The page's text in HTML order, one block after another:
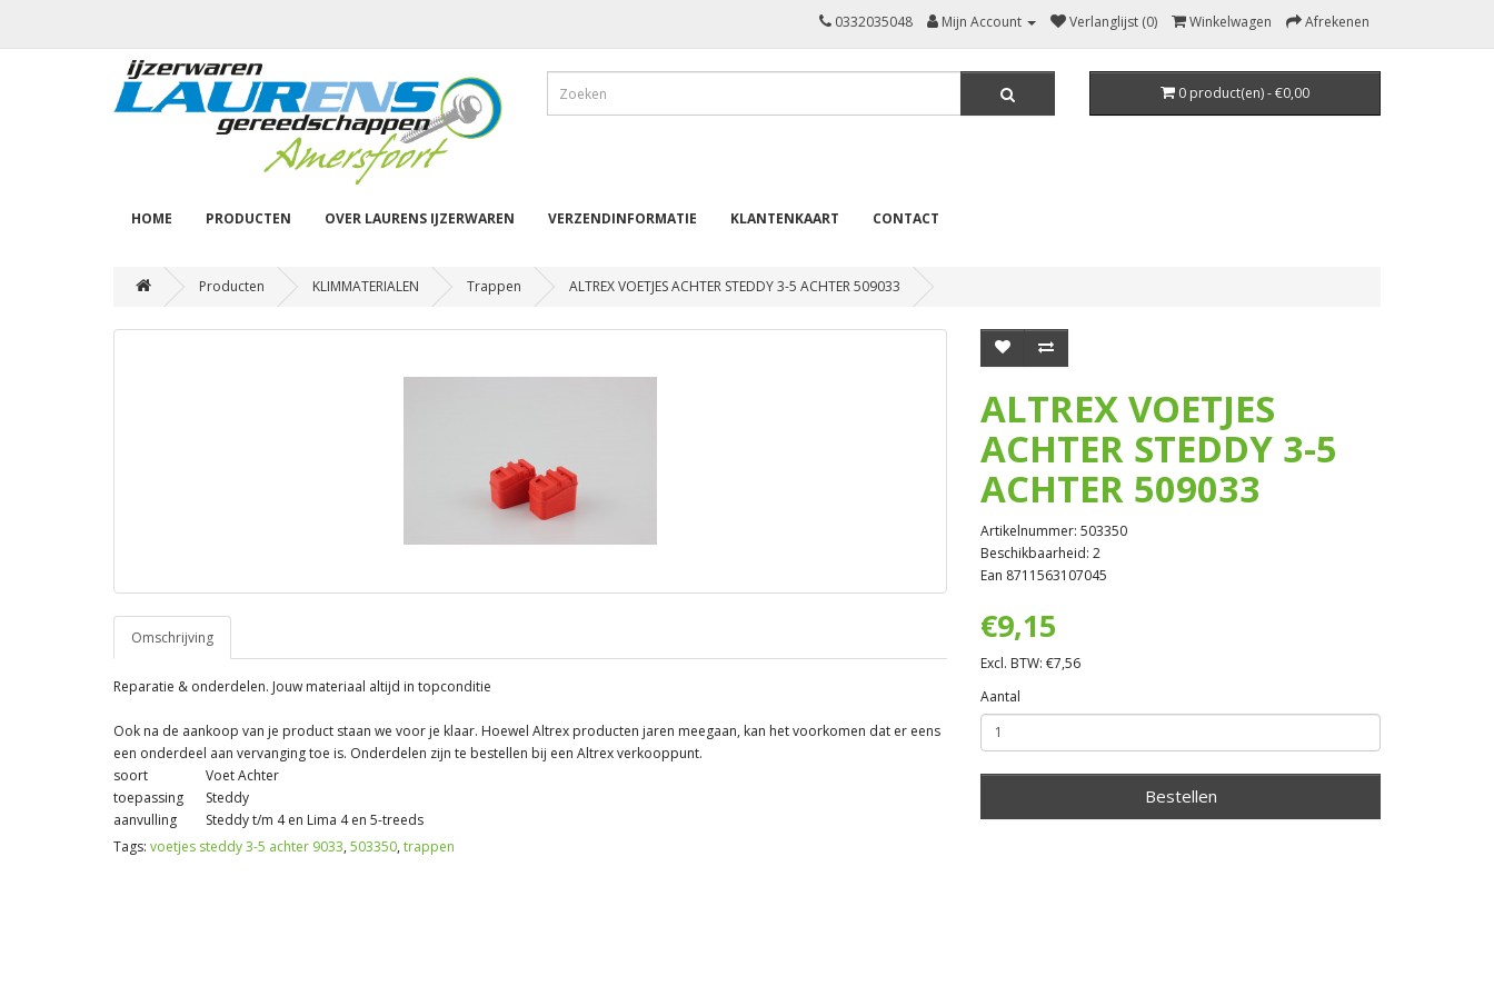
0332035048 Mijn Account Verlanglijst (0) Winkelwagen Afrekenen
0 product(en) - €0,00
HOME PRODUCTEN OVER LAURENS IJZERWAREN VERZENDINFORMATIE KLANTENKAART CONTACT
Producten KLIMMATERIALEN Trappen ALTREX VOETJES ACHTER STEDDY 3-5 ACHTER 509033
Omschrijving
Reparatie & onderdelen. Jouw materiaal altijd in topconditie
Ook na de aankoop van je product staan we voor je klaar. Hoewel Altrex producten jaren meegaan, kan het voorkomen dat er eens
een onderdeel aan vervanging toe is. Onderdelen zijn te bestellen bij een Altrex verkooppunt.
soort
Voet Achter
toepassing
Steddy
aanvulling
Steddy t/m 4 en Lima 4 en 5-treeds
ALTREX VOETJES
ACHTER STEDDY 3-5
ACHTER 509033
Artikelnummer: 503350
Beschikbaarheid: 2
Ean 8711563107045
€9,15
Excl. BTW: €7,56
Aantal
Bestellen
Tags: voetjes steddy 3-5 achter 9033, 503350, trappen